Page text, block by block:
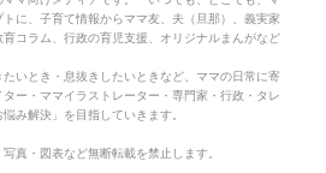
に、子育て情報からママ友、夫（旦那）、義実家
育コラム、行政の育児支援、オリジナルまんがなど
いとき・息抜きしたいときなど、ママの日常に寄
ー・ママイラストレーター・専門家・行政・タレ
み解決」を目指していきます。
真・図表など無断転載を禁止します。